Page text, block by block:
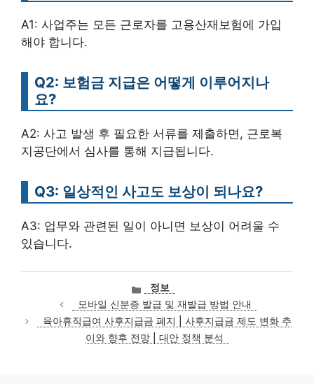
A1: 사업주는 모든 근로자를 고용산재보험에 가입
해야 합니다.
Q2: 보험금 지급은 어떻게 이루어지나
요?
A2: 사고 발생 후 필요한 서류를 제출하면, 근로복
지공단에서 심사를 통해 지급됩니다.
Q3: 일상적인 사고도 보상이 되나요?
A3: 업무와 관련된 일이 아니면 보상이 어려울 수
있습니다.
카
테
고
리
정보
모바일 신분증 발급 및 재발급 방법 안내
육아휴직급여 사후지급금 폐지 | 사후지급금 제도 변화 추
이와 향후 전망 | 대안 정책 분석